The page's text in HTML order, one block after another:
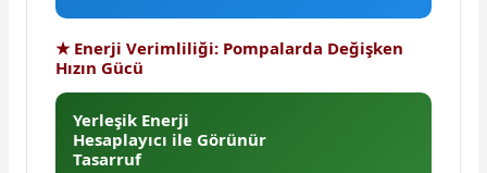
★ Enerji Verimliliği: Pompalarda Değişken
Hızın Gücü
Yerleşik Enerji
Hesaplayıcı ile Görünür
Tasarruf